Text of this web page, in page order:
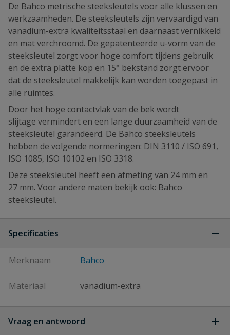
De Bahco metrische steeksleutels voor alle klussen en
werkzaamheden. De steeksleutels zijn vervaardigd van
vanadium-extra kwaliteitsstaal en daarnaast vernikkeld
en mat verchroomd. De gepatenteerde u-vorm van de
steeksleutel zorgt voor hoge comfort tijdens gebruik
en de extra platte kop en 15° bekstand zorgt ervoor
dat de steeksleutel makkelijk kan worden toegepast in
alle ruimtes.
Door het hoge contactvlak van de bek wordt
slijtage vermindert en een lange duurzaamheid van de
steeksleutel garandeerd. De Bahco steeksleutels
hebben de volgende normeringen: DIN 3110 / ISO 691,
ISO 1085, ISO 10102 en ISO 3318.
Deze steeksleutel heeft een afmeting van 24 mm en
27 mm. Voor andere maten bekijk ook: Bahco
steeksleutel.
Specificaties
Merknaam Bahco
Materiaal vanadium-extra
Vraag en antwoord